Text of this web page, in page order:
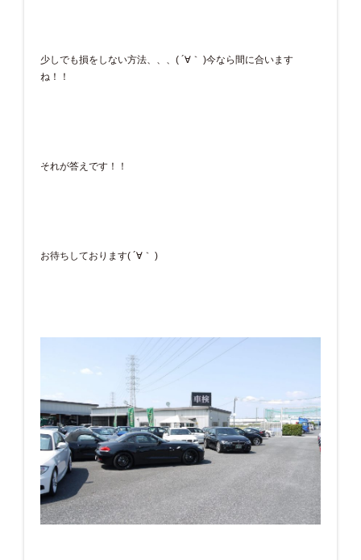
少しでも損をしない方法、、、( ´∀｀ )今なら間に合います
ね！！
それが答えです！！
お待ちしております( ´∀｀ )